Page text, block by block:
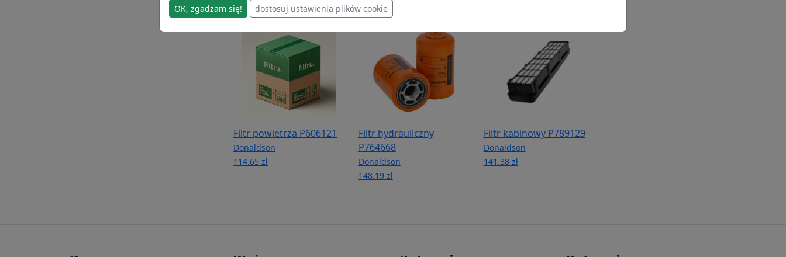
Filtr powietrza P606121
Donaldson
114.65 zł
Filtr hydrauliczny
P764668
Donaldson
148.19 zł
Filtr kabinowy P789129
Donaldson
141.38 zł
OK, zgadzam się! dostosuj ustawienia plików cookie